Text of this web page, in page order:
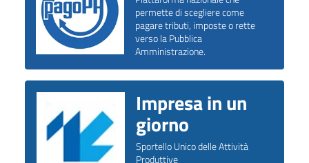
permette di scegliere come
pagare tributi, imposte o rette
verso la Pubblica
Amministrazione.
Impresa in un
giorno
Sportello Unico delle Attività
Produttive